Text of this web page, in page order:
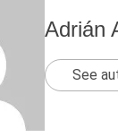
Adrián
See